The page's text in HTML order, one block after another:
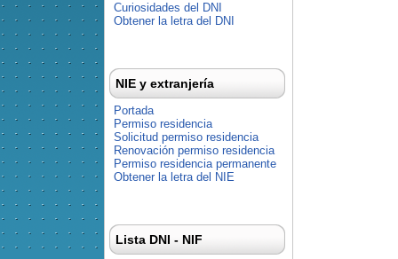
Curiosidades del DNI
Obtener la letra del DNI
NIE y extranjería
Portada
Permiso residencia
Solicitud permiso residencia
Renovación permiso residencia
Permiso residencia permanente
Obtener la letra del NIE
Lista DNI - NIF